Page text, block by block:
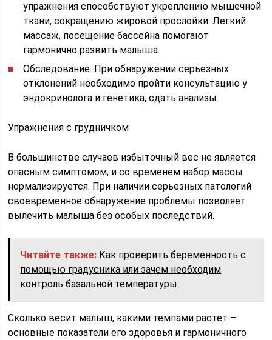
упражнения способствуют укреплению мышечной
ткани, сокращению жировой прослойки. Легкий
массаж, посещение бассейна помогают
гармонично развить малыша.
Обследование. При обнаружении серьезных
отклонений необходимо пройти консультацию у
эндокринолога и генетика, сдать анализы.
Упражнения с грудничком
В большинстве случаев избыточный вес не является
опасным симптомом, и со временем набор массы
нормализируется. При наличии серьезных патологий
своевременное обнаружение проблемы позволяет
вылечить малыша без особых последствий.
Читайте также: Как проверить беременность с
помощью градусника или зачем необходим
контроль базальной температуры
Сколько весит малыш, какими темпами растет –
основные показатели его здоровья и гармоничного